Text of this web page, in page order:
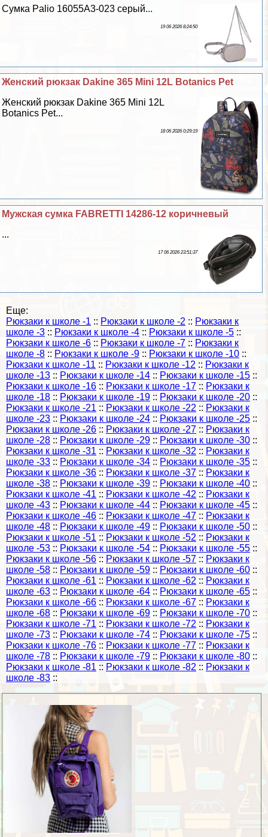
Сумка Palio 16055A3-023 серый...
19 06 2026 8:24:50
Женский рюкзак Dakine 365 Mini 12L Botanics Pet
Женский рюкзак Dakine 365 Mini 12L
Botanics Pet...
18 06 2026 0:29:19
Мужская сумка FABRETTI 14286-12 коричневый
...
17 06 2026 23:51:37
Еще:
Рюкзаки к школе -1 :: Рюкзаки к школе -2 :: Рюкзаки к
школе -3 :: Рюкзаки к школе -4 :: Рюкзаки к школе -5 ::
Рюкзаки к школе -6 :: Рюкзаки к школе -7 :: Рюкзаки к
школе -8 :: Рюкзаки к школе -9 :: Рюкзаки к школе -10 ::
Рюкзаки к школе -11 :: Рюкзаки к школе -12 :: Рюкзаки к
школе -13 :: Рюкзаки к школе -14 :: Рюкзаки к школе -15 ::
Рюкзаки к школе -16 :: Рюкзаки к школе -17 :: Рюкзаки к
школе -18 :: Рюкзаки к школе -19 :: Рюкзаки к школе -20 ::
Рюкзаки к школе -21 :: Рюкзаки к школе -22 :: Рюкзаки к
школе -23 :: Рюкзаки к школе -24 :: Рюкзаки к школе -25 ::
Рюкзаки к школе -26 :: Рюкзаки к школе -27 :: Рюкзаки к
школе -28 :: Рюкзаки к школе -29 :: Рюкзаки к школе -30 ::
Рюкзаки к школе -31 :: Рюкзаки к школе -32 :: Рюкзаки к
школе -33 :: Рюкзаки к школе -34 :: Рюкзаки к школе -35 ::
Рюкзаки к школе -36 :: Рюкзаки к школе -37 :: Рюкзаки к
школе -38 :: Рюкзаки к школе -39 :: Рюкзаки к школе -40 ::
Рюкзаки к школе -41 :: Рюкзаки к школе -42 :: Рюкзаки к
школе -43 :: Рюкзаки к школе -44 :: Рюкзаки к школе -45 ::
Рюкзаки к школе -46 :: Рюкзаки к школе -47 :: Рюкзаки к
школе -48 :: Рюкзаки к школе -49 :: Рюкзаки к школе -50 ::
Рюкзаки к школе -51 :: Рюкзаки к школе -52 :: Рюкзаки к
школе -53 :: Рюкзаки к школе -54 :: Рюкзаки к школе -55 ::
Рюкзаки к школе -56 :: Рюкзаки к школе -57 :: Рюкзаки к
школе -58 :: Рюкзаки к школе -59 :: Рюкзаки к школе -60 ::
Рюкзаки к школе -61 :: Рюкзаки к школе -62 :: Рюкзаки к
школе -63 :: Рюкзаки к школе -64 :: Рюкзаки к школе -65 ::
Рюкзаки к школе -66 :: Рюкзаки к школе -67 :: Рюкзаки к
школе -68 :: Рюкзаки к школе -69 :: Рюкзаки к школе -70 ::
Рюкзаки к школе -71 :: Рюкзаки к школе -72 :: Рюкзаки к
школе -73 :: Рюкзаки к школе -74 :: Рюкзаки к школе -75 ::
Рюкзаки к школе -76 :: Рюкзаки к школе -77 :: Рюкзаки к
школе -78 :: Рюкзаки к школе -79 :: Рюкзаки к школе -80 ::
Рюкзаки к школе -81 :: Рюкзаки к школе -82 :: Рюкзаки к
школе -83 ::